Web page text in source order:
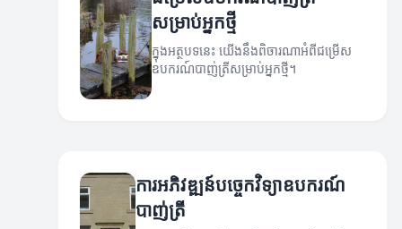
សម្រាប់អ្នកថ្មី
ក្នុងអត្ថបទនេះ យើងនឹងពិចារណាអំពីជម្រើស
ឧបករណ៍បាញ់ត្រីសម្រាប់អ្នកថ្មី។
ការអភិវឌ្ឍន៍បច្ចេកវិទ្យាឧបករណ៍
បាញ់ត្រី